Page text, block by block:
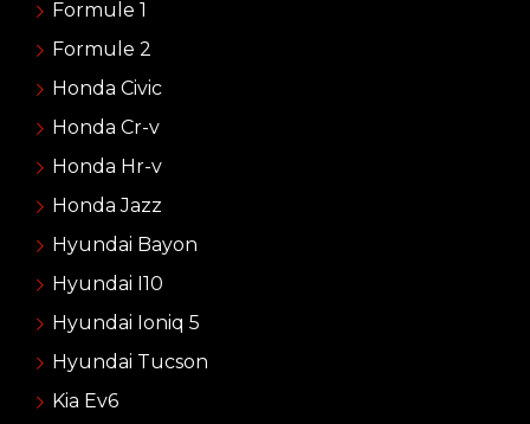
Formule 1
Formule 2
Honda Civic
Honda Cr-v
Honda Hr-v
Honda Jazz
Hyundai Bayon
Hyundai I10
Hyundai Ioniq 5
Hyundai Tucson
Kia Ev6